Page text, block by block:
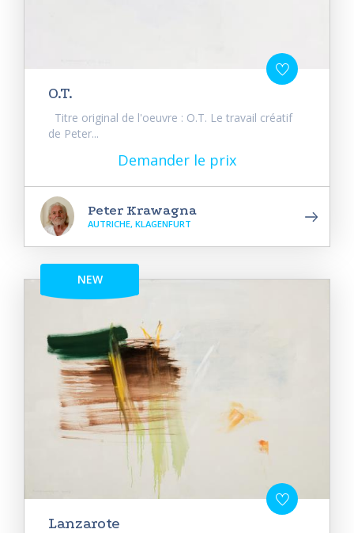
O.T.
Titre original de l'oeuvre : O.T. Le travail créatif
de Peter...
Demander le prix
Peter Krawagna
AUTRICHE, KLAGENFURT
NEW
Lanzarote